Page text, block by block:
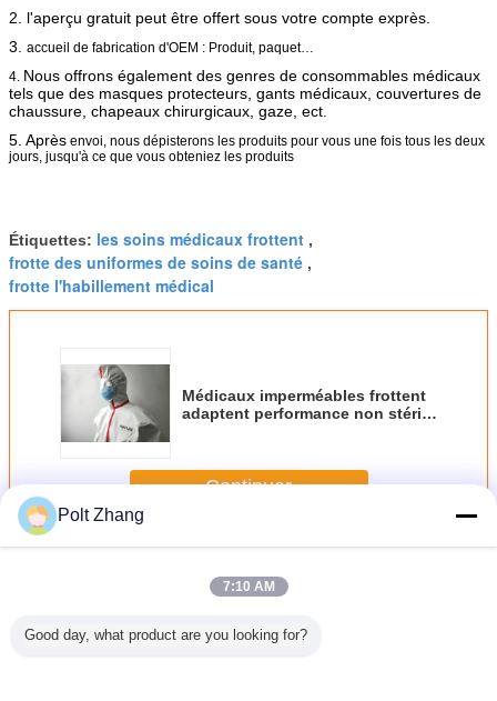
2. l'aperçu gratuit peut être offert sous votre compte exprès.
3. accueil de fabrication d'OEM : Produit, paquet…
4. Nous offrons également des genres de consommables médicaux
tels que des masques protecteurs, gants médicaux, couvertures de
chaussure, chapeaux chirurgicaux, gaze, ect.
5. Après envoi, nous dépisterons les produits pour vous une fois tous les deux
jours, jusqu'à ce que vous obteniez les produits
Étiquettes: les soins médicaux frottent ,
frotte des uniformes de soins de santé ,
frotte l'habillement médical
Médicaux imperméables frottent
adaptent performance non stérile
Continuer
PlusMédical frottez les costumes
Polt Zhang
7:10 AM
Good day, what product are you looking for?